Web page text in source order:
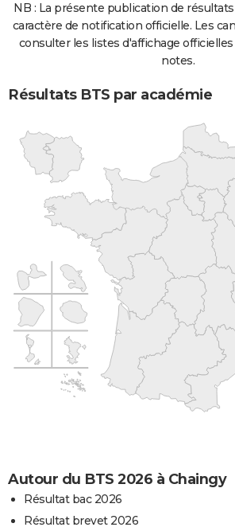
NB : La présente publication de
caractère de notification officielle. Les
consulter les listes d'affichage
notes.
Résultats BTS par académie
Autour du BTS 2026 à Chaingy
Résultat bac 2026
Résultat brevet 2026